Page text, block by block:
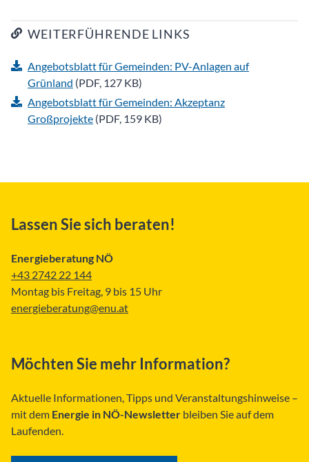
WEITERFÜHRENDE LINKS
Angebotsblatt für Gemeinden: PV-Anlagen auf
Grünland (PDF, 127 KB)
Angebotsblatt für Gemeinden: Akzeptanz
Großprojekte (PDF, 159 KB)
Lassen Sie sich beraten!
Energieberatung NÖ
+43 2742 22 144
Montag bis Freitag, 9 bis 15 Uhr
energieberatung@enu.at
Möchten Sie mehr Information?
Aktuelle Informationen, Tipps und Veranstaltungshinweise –
mit dem Energie in NÖ-Newsletter bleiben Sie auf dem
Laufenden.